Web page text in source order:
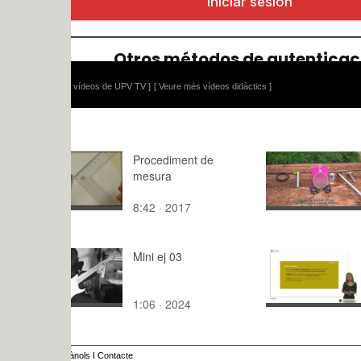
vídeos de UPV TV ] [ Veure més vídeos didàctics ]
Procediment de
mesura
8:42 · 2017
School
and
3:12 · 2020
Mini ej 03
1:06 · 2024
urbanos
(ciudad
8:07 · 2017